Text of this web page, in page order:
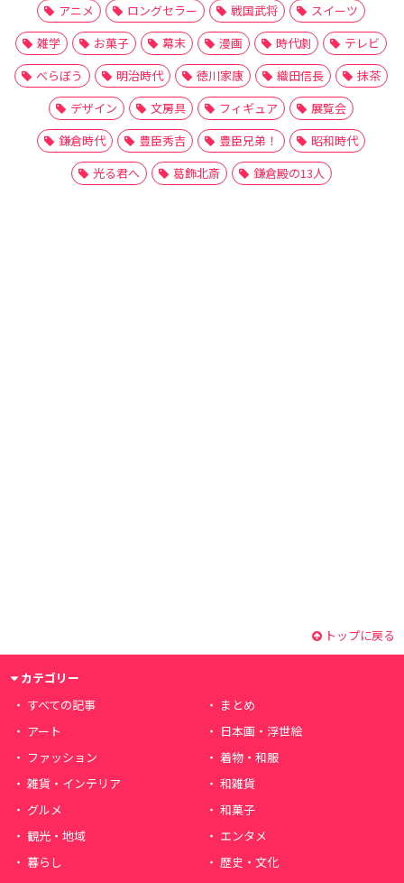
アニメ
ロングセラー 戦国武将
スイーツ
雑学
お菓子 幕末 漫画 時代劇
テレビ
べらぼう
明治時代 徳川家康 織田信長
抹茶
デザイン
文房具 フィギュア
展覧会
鎌倉時代
豊臣秀吉 豊臣兄弟！
昭和時代
光る君へ
葛飾北斎 鎌倉殿の13人
トップに戻る
カテゴリー
すべての記事
まとめ
アート
日本画・浮世絵
ファッション
着物・和服
雑貨・インテリア
和雑貨
グルメ
和菓子
観光・地域
エンタメ
暮らし
歴史・文化